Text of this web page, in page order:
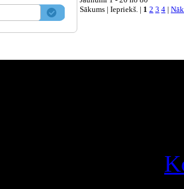
Sākums | Iepriekš. | 1 2 3 4 |